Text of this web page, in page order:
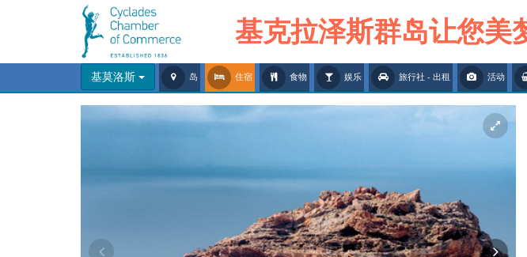
基克拉泽斯群岛让您美
基莫洛斯 岛 住宿 食物 娱乐 旅行社 - 出租 活动